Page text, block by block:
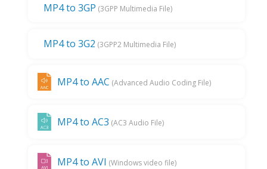
MP4 to 3GP (3GPP Multimedia File)
MP4 to 3G2 (3GPP2 Multimedia File)
MP4 to AAC (Advanced Audio Coding File)
MP4 to AC3 (AC3 Audio File)
MP4 to AVI (Windows video file)